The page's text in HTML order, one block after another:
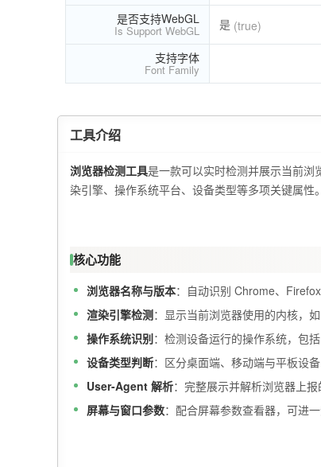
是否支持WebGL
Is Support WebGL 是 (true)
支持字体
Font Family
工具介绍
浏览器检测工具是一款可以实时检测并展示当前浏
染引擎、操作系统平台、设备类型等多项关键属性。
核心功能
浏览器名称与版本：自动识别 Chrome、
渲染引擎检测：显示当前浏览器使用的内核，
操作系统识别：检测设备运行的操作系统，包
设备类型判断：区分桌面端、移动端与平板设
User-Agent 解析：完整展示并解析浏览器上
屏幕与窗口参数：配合屏幕参数查看器，可进